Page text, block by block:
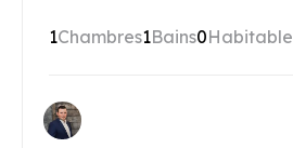
1Chambres1Bains0Habitable